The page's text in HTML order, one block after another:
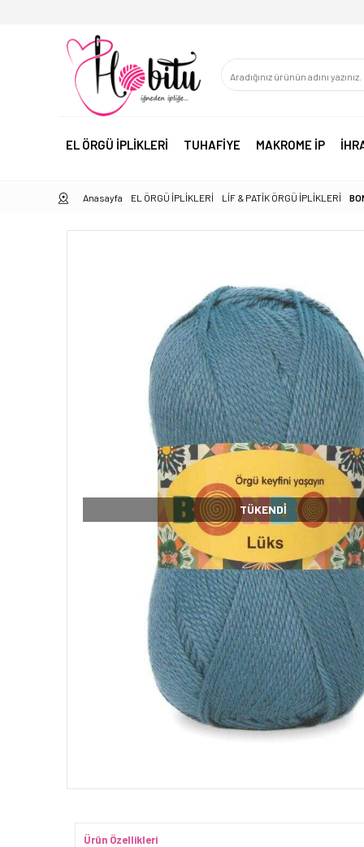
EL ÖRGÜ İPLİKLERİ TUHAFİYE MAKROME İP
Anasayfa EL ÖRGÜ İPLİKLERİ LİF & PATİK ÖRGÜ İPLİKLERİ
TÜKENDI
Ürün Özellikleri